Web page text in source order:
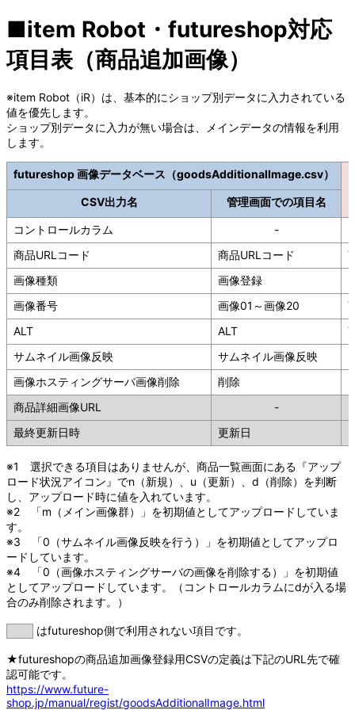
■item Robot・futureshop対応
項目表（商品追加画像）
※item Robot（iR）は、基本的にショップ別データに入力されている
値を優先します。
ショップ別データに入力が無い場合は、メインデータの情報を利用
します。
futureshop 画像データベース（goodsAdditionalImage.csv）
CSV出力名 管理画面での項目名
コントロールカラム
-
商品URLコード
商品URLコード
画像種類
画像登録
画像番号
画像01～画像20
ALT
ALT
サムネイル画像反映
サムネイル画像反映
画像ホスティングサーバ画像削除
削除
商品詳細画像URL
-
最終更新日時
更新日
※1 選択できる項目はありませんが、商品一覧画面にある『アップ
ロード状況アイコン』でn（新規）、u（更新）、d（削除）を判断
し、アップロード時に値を入れています。
※2 「m（メイン画像群）」を初期値としてアップロードしていま
す。
※3 「0（サムネイル画像反映を行う）」を初期値としてアップロ
ードしています。
※4 「0（画像ホスティングサーバの画像を削除する）」を初期値
としてアップロードしています。（コントロールカラムにdが入る場
合のみ削除されます。）
はfutureshop側で利用されない項目です。
★futureshopの商品追加画像登録用CSVの定義は下記のURL先で確
認可能です。
https://www.future-
shop.jp/manual/regist/goodsAdditionalImage.html